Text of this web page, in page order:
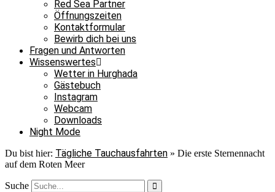
Red Sea Partner
Öffnungszeiten
Kontaktformular
Bewirb dich bei uns
Fragen und Antworten
Wissenswertes
Wetter in Hurghada
Gästebuch
Instagram
Webcam
Downloads
Night Mode
Du bist hier: Tägliche Tauchausfahrten » Die erste Sternennacht
auf dem Roten Meer
Suche